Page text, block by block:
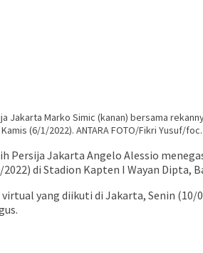
Jakarta Marko Simic (kanan) bersama
(6/1/2022). ANTARA FOTO/Fikri Yusuf/foc.
Persija Jakarta Angelo Alessio
di Stadion Kapten I Wayan Dipta,
yang diikuti di Jakarta, Senin